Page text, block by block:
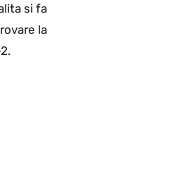
si fa
la